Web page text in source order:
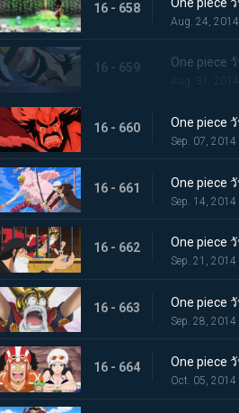
16 - 658
Aug. 24, 2014
16 - 659
Aug. 31, 2014
16 - 660
Sep. 07, 2014
16 - 661
Sep. 14, 2014
16 - 662
Sep. 21, 2014
16 - 663
Sep. 28, 2014
16 - 664
Oct. 05, 2014